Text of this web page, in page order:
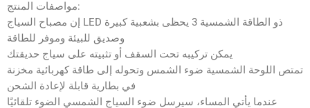
مواصفات المنتج:
إن مصباح السياج LED ذو الطاقة الشمسية 3 يحظى بشعبية كبيرة
وصديق للبيئة وموفر للطاقة
يمكن تركيبه تحت السقف أو تثبيته على سياج حديقتك
تمتص اللوحة الشمسية ضوء الشمس وتحوله إلى طاقة كهربائية مخزنة
في بطارية قابلة لإعادة الشحن
عندما يأتي المساء، سيرسل ضوء السياج الشمسي الضوء تلقائيًا